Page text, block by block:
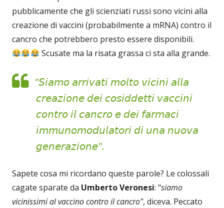
pubblicamente che gli scienziati russi sono vicini alla
creazione di vaccini (probabilmente a mRNA) contro il
cancro che potrebbero presto essere disponibili.
Scusate ma la risata grassa ci sta alla grande.
"𝘚𝘪𝘢𝘮𝘰 𝘢𝘳𝘳𝘪𝘷𝘢𝘵𝘪​​ 𝘮𝘰𝘭𝘵𝘰 𝘷𝘪𝘤𝘪𝘯𝘪 𝘢𝘭𝘭𝘢
𝘤𝘳𝘦𝘢𝘻𝘪𝘰𝘯𝘦 𝘥𝘦𝘪 𝘤𝘰𝘴𝘪𝘥𝘥𝘦𝘵𝘵𝘪 𝘷𝘢𝘤𝘤𝘪𝘯𝘪
𝘤𝘰𝘯𝘵𝘳𝘰 𝘪𝘭 𝘤𝘢𝘯𝘤𝘳𝘰 𝘦 𝘥𝘦𝘪 𝘧𝘢𝘳𝘮𝘢𝘤𝘪
𝘪𝘮𝘮𝘶𝘯𝘰𝘮𝘰𝘥𝘶𝘭𝘢𝘵𝘰𝘳𝘪 𝘥𝘪 𝘶𝘯𝘢 𝘯𝘶𝘰𝘷𝘢
𝘨𝘦𝘯𝘦𝘳𝘢𝘻𝘪𝘰𝘯𝘦".
Sapete cosa mi ricordano queste parole? Le colossali
cagate sparate da Umberto Veronesi: "siamo
vicinissimi al vaccino contro il cancro", diceva. Peccato